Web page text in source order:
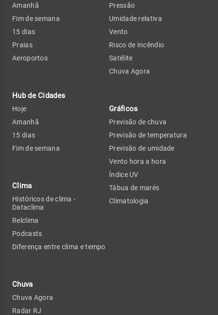
Amanhã
Fim de semana
15 dias
Praias
Aeroportos
Hub de Cidades
Hoje
Amanhã
15 dias
Fim de semana
Clima
Históricos de clima -
Dataclima
Relclima
Podcasts
Diferença entre clima e tempo
Chuva
Chuva Agora
Radar RJ
Pressão
Umidade relativa
Vento
Risco de Incêndio
Satélite
Chuva Agora
Gráficos
Previsão de chuva
Previsão de temperatura
Previsão de umidade
Vento hora a hora
Índice UV
Tábua de marés
Climatologia